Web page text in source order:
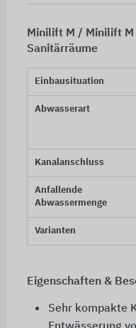
Minilift M / Minilift M
Sanitärräume
Einbausituation
Abwasserart
Kanalanschluss
Anfallende
Abwassermenge
Varianten
Eigenschaften &
Sehr kompakte